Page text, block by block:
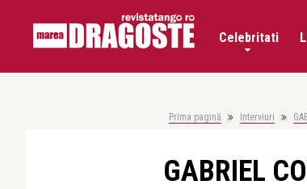
Celebritati
Prima pagină Interviuri
GABRIEL